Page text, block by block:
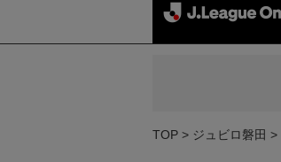
TOP ジュビロ磐田